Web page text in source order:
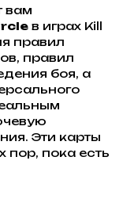
вам
в играх Kill
правил
правил
боя, а
Эти карты
пор, пока есть